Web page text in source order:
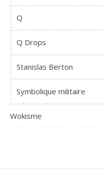
Q
Q Drops
Stanislas Berton
Symbolique militaire
Wokisme